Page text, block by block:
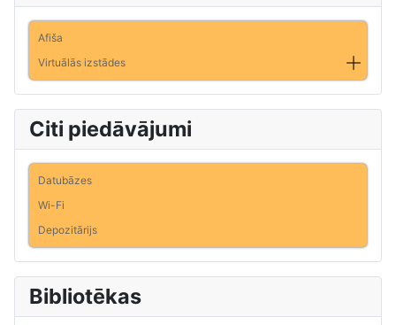
Afiša
Virtuālās izstādes
Citi piedāvājumi
Datubāzes
Wi-Fi
Depozitārijs
Bibliotēkas